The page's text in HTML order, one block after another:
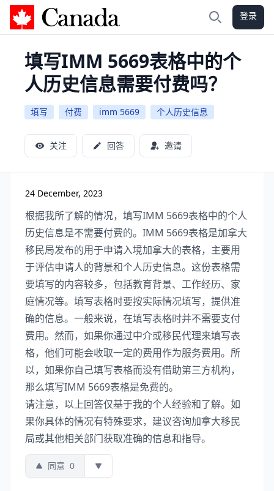
加拿大攻略 登录
填写IMM 5669表格中的个
人历史信息需要付费吗？
填写 付费 imm 5669 个人历史信息
关注 回答 邀请
24 December, 2023
根据我所了解的情况，填写IMM 5669表格中的个人
历史信息是不需要付费的。IMM 5669表格是加拿大
移民局发布的用于申请入境加拿大的表格，主要用
于评估申请人的背景和个人历史信息。这份表格需
要填写的内容较多，包括教育背景、工作经历、家
庭情况等。填写表格时要按实际情况填写，提供准
确的信息。一般来说，在填写表格时并不需要支付
费用。然而，如果你通过中介或移民代理来填写表
格，他们可能会收取一定的费用作为服务费用。所
以，如果你自己填写表格而没有借助第三方机构，
那么填写IMM 5669表格是免费的。
请注意，以上回答仅基于我的个人经验和了解。如
果你具体的情况有特殊要求，建议咨询加拿大移民
局或其他相关部门获取准确的信息和指导。
同意 0